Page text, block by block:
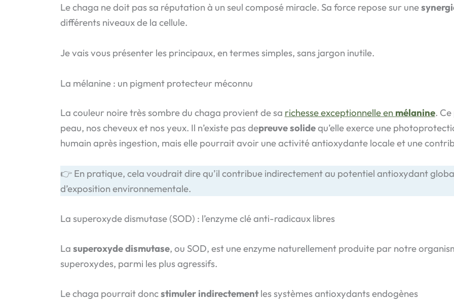
Le chaga ne doit pas sa réputation à un seul composé miracle. Sa force repose sur une
différents niveaux de la cellule.
Je vais vous présenter les principaux, en termes simples, sans jargon inutile.
La mélanine : un pigment protecteur méconnu
La couleur noire très sombre du chaga provient de sa richesse exceptionnelle en mélanine.
peau, nos cheveux et nos yeux. Il n’existe pas depreuve solidequ’elle exerce une
humain après ingestion, mais elle pourrait avoir une activité antioxydante locale et une
👉 En pratique, cela voudrait dire qu’il contribue indirectement au potentiel antioxydant
d’exposition environnementale.
La superoxyde dismutase (SOD) : l’enzyme clé anti-radicaux libres
La superoxyde dismutase, ou SOD, est une enzyme naturellement produite par notre
superoxydes, parmi les plus agressifs.
Le chaga pourrait doncstimuler indirectementles systèmes antioxydants endogènes